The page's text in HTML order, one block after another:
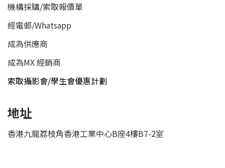
機構採購/索取報價單
經電郵/Whatsapp
成為供應商
成為MX 經銷商
索取攝影會/學生會優惠計劃
地址
香港九龍荔枝角香港工業中心B座4樓B7-2室